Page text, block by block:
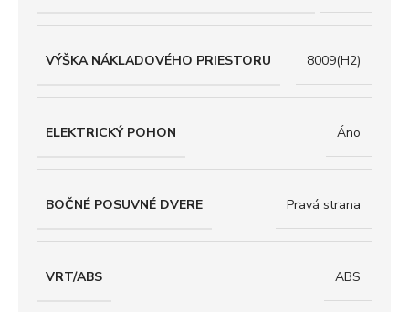
VÝŠKA NÁKLADOVÉHO PRIESTORU 8009(H2)
ELEKTRICKÝ POHON Áno
BOČNÉ POSUVNÉ DVERE Pravá strana
VRT/ABS ABS